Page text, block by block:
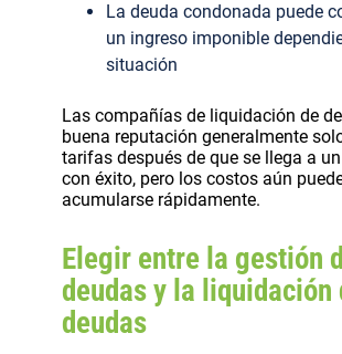
La deuda condonada puede
un ingreso imponible
situación
Las compañías de liquidación de
buena reputación generalmente
tarifas después de que se llega a
con éxito, pero los costos aún
acumularse rápidamente.
Elegir entre la gestión
deudas y la liquidación
deudas